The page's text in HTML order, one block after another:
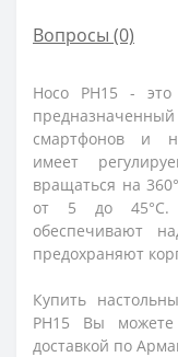
Вопросы (0)
Hoco PH15 - это
смартфонов и
имеет
вращаться на 360
от 5 до 45°C.
обеспечивают
предохраняют
Купить
PH15 Вы
доставкой по